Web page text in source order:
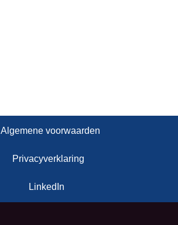
Algemene voorwaarden
Privacyverklaring
LinkedIn